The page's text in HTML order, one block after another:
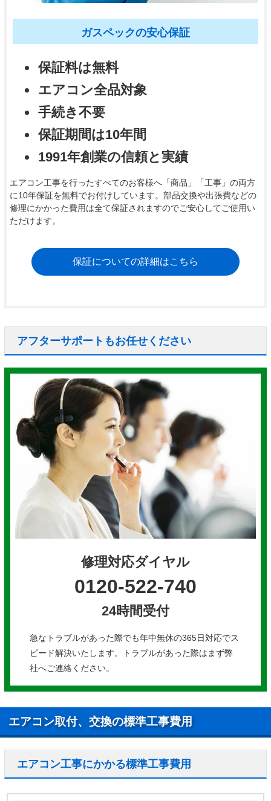
ガスペックの安心保証
保証料は無料
エアコン全品対象
手続き不要
保証期間は10年間
1991年創業の信頼と実績
エアコン工事を行ったすべてのお客様へ「商品」「工事」の両方
に10年保証を無料でお付けしています。部品交換や出張費などの
修理にかかった費用は全て保証されますのでご安心してご使用い
ただけます。
保証についての詳細はこちら
アフターサポートもお任せください
修理対応ダイヤル
0120-522-740
24時間受付
急なトラブルがあった際でも年中無休の365日対応でス
ピード解決いたします。トラブルがあった際はまず弊
社へご連絡ください。
エアコン取付、交換の標準工事費用
エアコン工事にかかる標準工事費用